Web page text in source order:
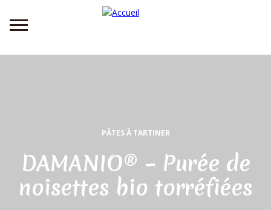
contenu
PÂTES À TARTINER
DAMANIO® – Purée de
noisettes bio torréfiées